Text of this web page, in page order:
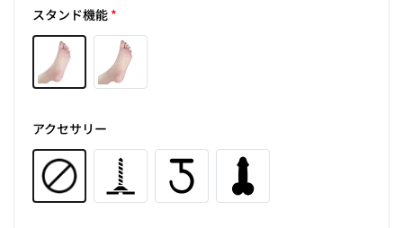
スタンド機能*
アクセサリー